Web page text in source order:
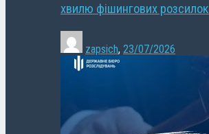
хвилю фішингових розсилок
zapsich, 23/07/2026